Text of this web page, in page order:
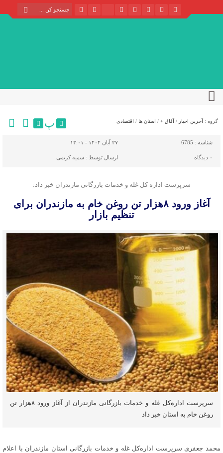
گروه : آخرین اخبار / آفاق + / استان ها / اقتصادی پ
شناسه : 6785 ۲۷ آبان ۱۴۰۴ - ۱۳:۰۱
۰ دیدگاه ارسال توسط :سمیه کریمی
سرپرست اداره کل غله و خدمات بازرگانی مازندران خبر داد:
آغاز ورود ۸هزار تن روغن خام به مازندران برای
تنظیم بازار
سرپرست اداره‌کل غله و خدمات بازرگانی مازندران از آغاز ورود ۸هزار تن
روغن خام به استان خبر داد
محمد جعفری سرپرست اداره‌کل غله و خدمات بازرگانی استان مازندران با اعلام